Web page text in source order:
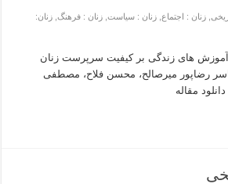
,زنان : اجتماع ,زنان : سیاست ,زنان : فرهنگ ,زنان:
های زندگی بر کیفیت سرپرست زنان
رضاپور میرصالح، محسن فلاح، مصطفی